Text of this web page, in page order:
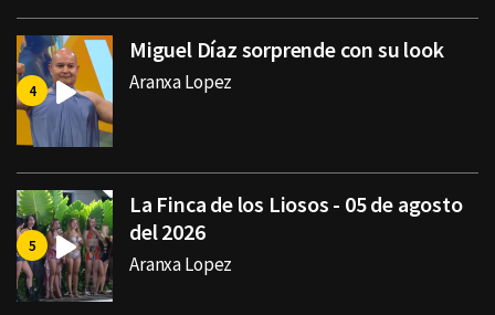
Miguel Díaz sorprende con su look
Aranxa Lopez
La Finca de los Liosos - 05 de agosto
del 2026
Aranxa Lopez